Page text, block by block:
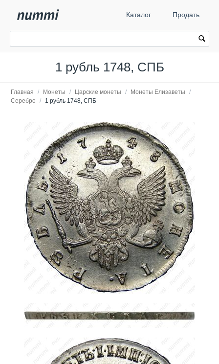
Каталог Продать
1 рубль 1748, СПБ
Главная / Монеты / Царские монеты / Монеты Елизаветы
/
Серебро
/ 1 рубль 1748, СПБ